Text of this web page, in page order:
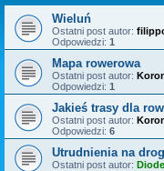
Wieluń
Ostatni post autor:
Odpowiedzi: 1
Mapa rowerowa
Ostatni post autor:
Odpowiedzi: 1
Jakieś trasy dla
Ostatni post autor:
Odpowiedzi: 6
Utrudnienia na
Ostatni post autor: